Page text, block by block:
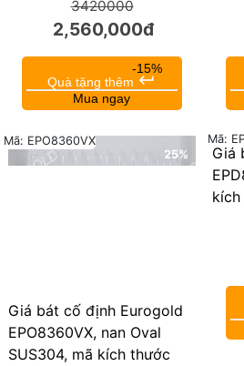
3420000
2,560,000đ
-15%
Quà tặng thêm keyboard_return
Mua ngay
25%
Giá bát cố định Eurogold
EPO8360VX, nan Oval
SUS304, mã kích thước
Mã: EPO8360VX
Giá
Mã: